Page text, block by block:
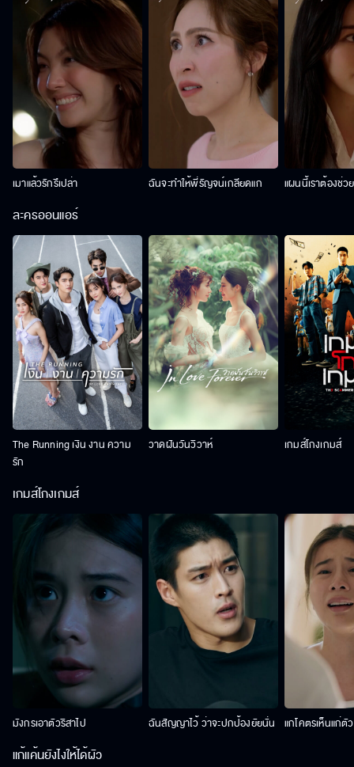
เมาแล้วรักรึเปล่า ฉันจะทำให้พี่รัญจน์เกลียดแก แผนนี้เราต้องช่ว
ละครออนแอร์
The Running เงิน งาน ความ
รัก
วาดฝันวันวิวาห์ เกมส์โกงเกมส์
เกมส์โกงเกมส์
มังกรเอาตัวริสาไป ฉันสัญญาไว้ ว่าจะปกป้องยัยนั่น แกโคตรเห็นแก่ตั
แก้แค้นยังไงให้ได้ผัว